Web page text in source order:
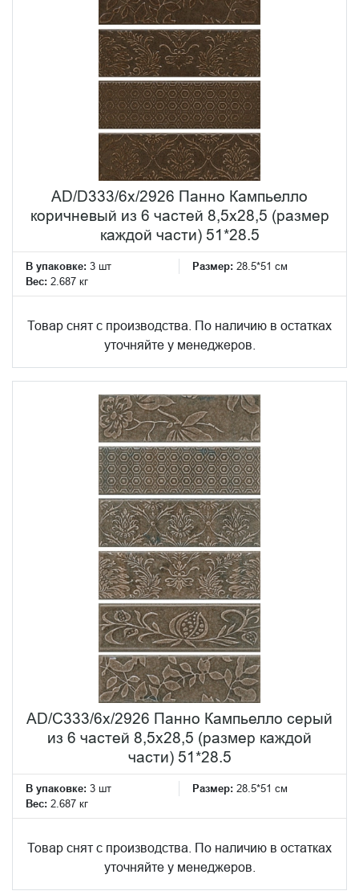
AD/D333/6x/2926 Панно Кампьелло
коричневый из 6 частей 8,5х28,5 (размер
каждой части) 51*28.5
В упаковке: 3 шт Размер: 28.5*51 см
Вес: 2.687 кг
Товар снят с производства. По наличию в остатках
уточняйте у менеджеров.
AD/C333/6x/2926 Панно Кампьелло серый
из 6 частей 8,5х28,5 (размер каждой
части) 51*28.5
В упаковке: 3 шт Размер: 28.5*51 см
Вес: 2.687 кг
Товар снят с производства. По наличию в остатках
уточняйте у менеджеров.